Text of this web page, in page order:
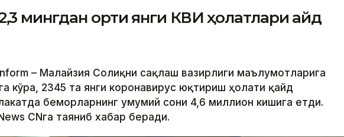
мингдан ортиқ янги КВИ ҳолатлари қайд
– Малайзия Соғлиқни сақлаш вазирлиги маълумотларига
кўра, 2345 та янги коронавирус юқтириш ҳолати қайд
беморларнинг умумий сони 4,6 миллион кишига етди.
CNга таяниб хабар беради.